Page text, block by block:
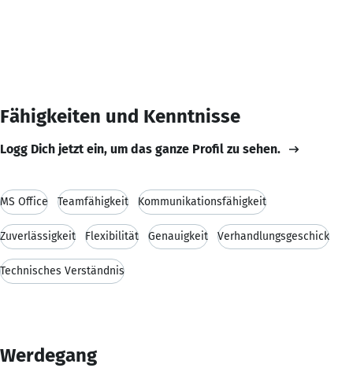
Fähigkeiten und Kenntnisse
Logg Dich jetzt ein, um das ganze Profil zu sehen.
MS Office Teamfähigkeit Kommunikationsfähigkeit
Zuverlässigkeit Flexibilität Genauigkeit Verhandlungsgeschick
Technisches Verständnis
Werdegang